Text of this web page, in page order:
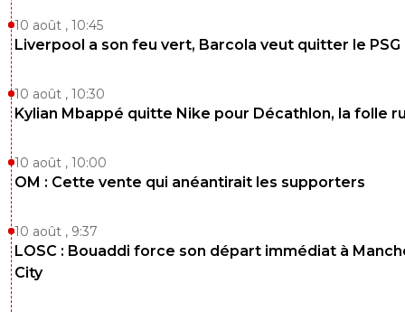
10 août , 10:45
Liverpool a son feu vert, Barcola veut quitter le PSG
10 août , 10:30
Kylian Mbappé quitte Nike pour Décathlon, la folle
10 août , 10:00
OM : Cette vente qui anéantirait les supporters
10 août , 9:37
LOSC : Bouaddi force son départ immédiat à
City